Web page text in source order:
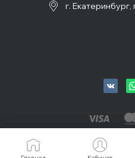
г.
© 2026 IMAGINE,